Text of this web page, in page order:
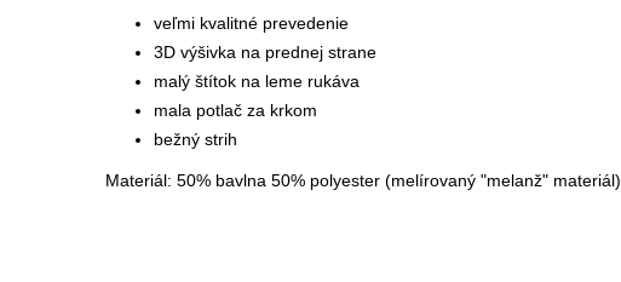
veľmi kvalitné prevedenie
3D výšivka na prednej strane
malý štítok na leme rukáva
mala potlač za krkom
bežný strih
Materiál: 50% bavlna 50% polyester (melírovaný "melanž" materiál)